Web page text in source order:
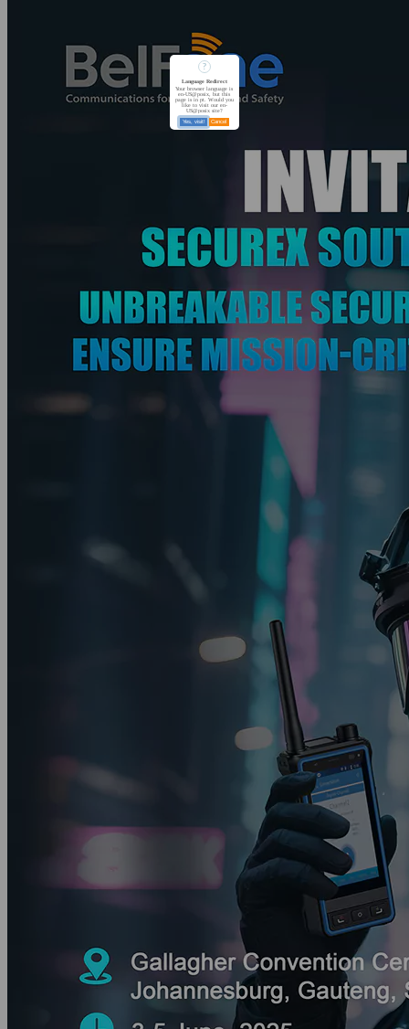
?
Language Redirect
Your browser language is
en-US@posix, but this
page is in pt. Would you
like to visit our en-
US@posix site?
Yes, visit! Cancel